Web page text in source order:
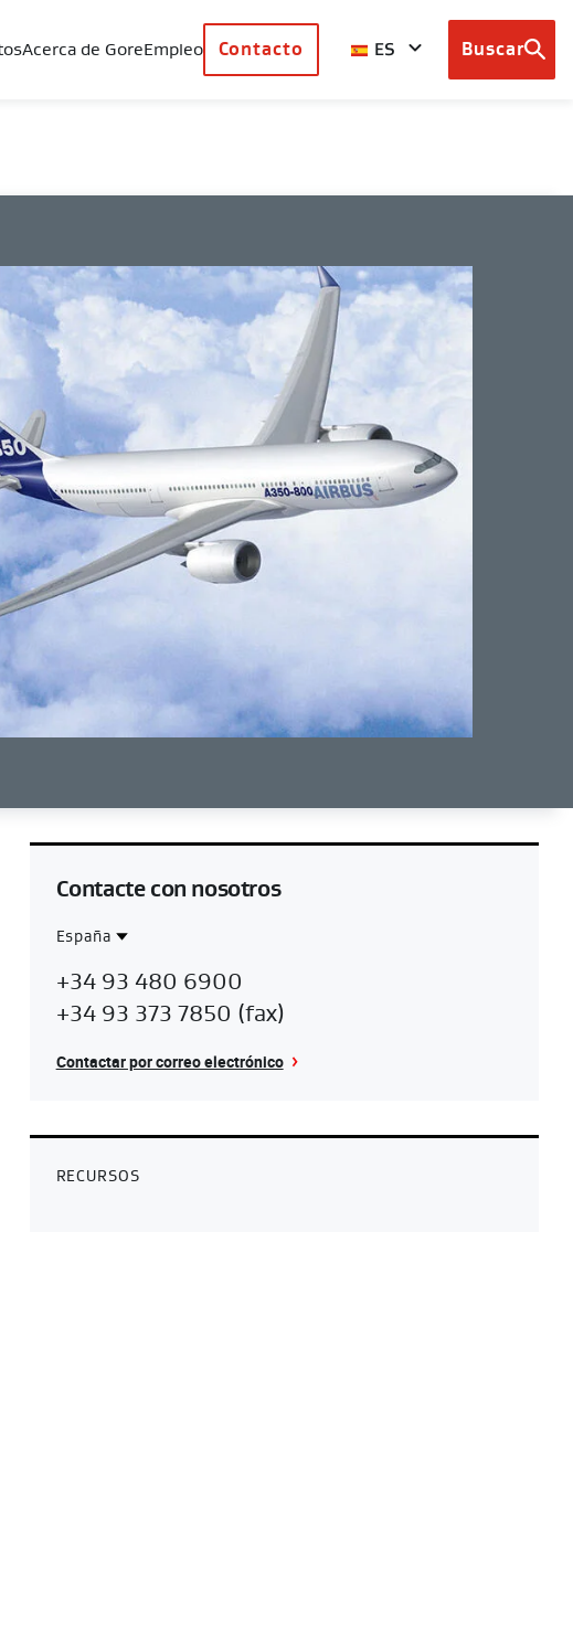
Acerca de GoreEmpleo Contacto ES
Browse
Buscar
Contacte con nosotros
España
Region
España
+34 93 480 6900
+34 93 373 7850 (fax)
Contactar por correo electrónico
RECURSOS